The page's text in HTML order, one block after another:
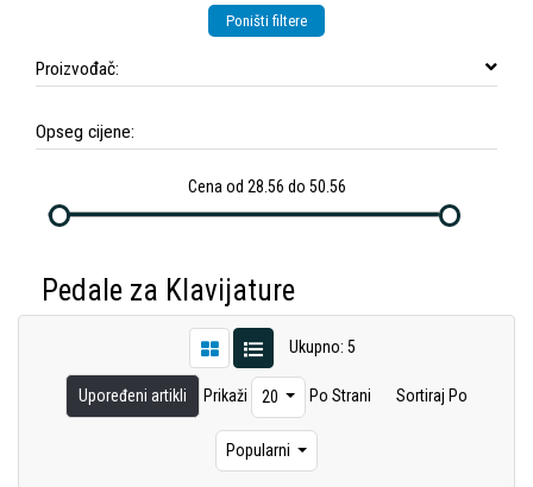
Poništi filtere
Proizvođač:
Opseg cijene:
Cena od 28.56 do 50.56
Pedale za Klavijature
Ukupno: 5
Upoređeni artikli Prikaži 20 Po Strani Sortiraj Po
Popularni